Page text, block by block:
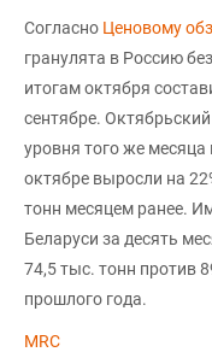
Согласно Ценовому
гранулята в Россию
итогам октября
сентябре.
уровня того же
октябре выросли на
тонн месяцем ранее.
Беларуси за десять
74,5 тыс. тонн против
прошлого года.
MRC